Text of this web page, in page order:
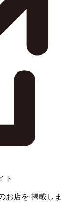
ト
お店を 掲載しま